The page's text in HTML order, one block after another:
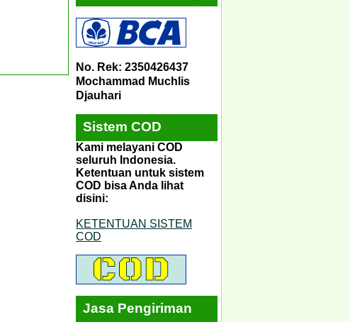
No. Rek: 2350426437
Mochammad Muchlis
Djauhari
Sistem COD
Kami melayani COD
seluruh Indonesia.
Ketentuan untuk sistem
COD bisa Anda lihat
disini:
KETENTUAN SISTEM
COD
Jasa Pengiriman